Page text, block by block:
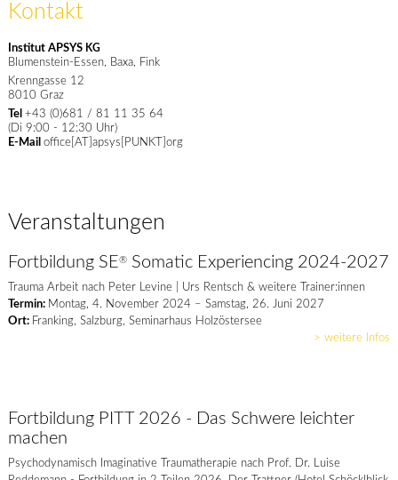
Kontakt
Institut APSYS KG
Blumenstein-Essen, Baxa, Fink
Krenngasse 12
8010 Graz
Tel +43 (0)681 / 81 11 35 64
(Di 9:00 - 12:30 Uhr)
E-Mail office[AT]apsys[PUNKT]org
Veranstaltungen
Fortbildung SE®Somatic Experiencing 2024-2027
Trauma Arbeit nach Peter Levine | Urs Rentsch & weitere Trainer:innen
Termin: Montag, 4. November 2024 – Samstag, 26. Juni 2027
Ort: Franking, Salzburg, Seminarhaus Holzöstersee
> weitere Infos
Fortbildung PITT 2026 - Das Schwere leichter
machen
Psychodynamisch Imaginative Traumatherapie nach Prof. Dr. Luise